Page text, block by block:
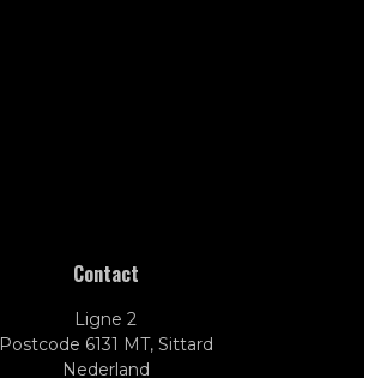
Contact
Ligne 2
Postcode 6131 MT, Sittard
Nederland